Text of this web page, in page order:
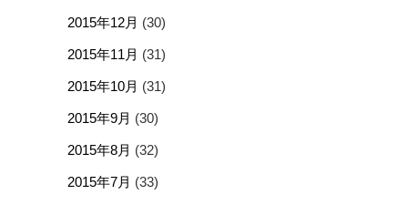
2015年12月 (30)
2015年11月 (31)
2015年10月 (31)
2015年9月 (30)
2015年8月 (32)
2015年7月 (33)